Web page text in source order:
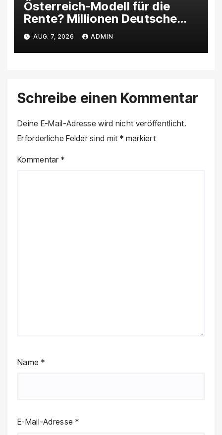
Österreich-Modell für die
Rente? Millionen Deutsche
könnten weniger
Rentenerhöhungen erhalten
AUG. 7, 2026 ADMIN
Schreibe einen Kommentar
Deine E-Mail-Adresse wird nicht veröffentlicht.
Erforderliche Felder sind mit* markiert
Kommentar*
Name *
E-Mail-Adresse *